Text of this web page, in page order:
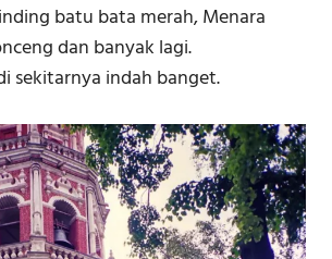
batu bata merah, Menara
dan banyak lagi.
sekitarnya indah banget.⁣⁣⁣